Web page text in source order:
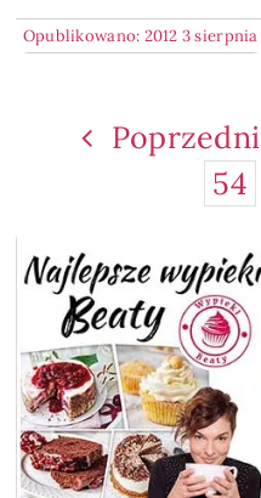
Opublikowano: 2012 3 sierpnia
Poprzedni
54